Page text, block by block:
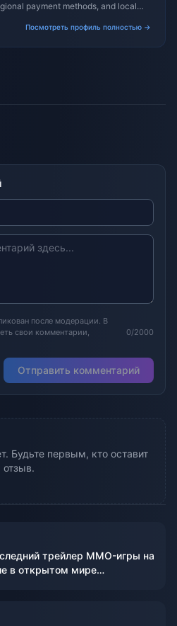
payment methods, and local
Посмотреть профиль полностью →
после модерации. В
свои комментарии,
0/2000
Отправить комментарий
Будьте первым, кто оставит
отзыв.
трейлер MMO-игры на
в открытом мире